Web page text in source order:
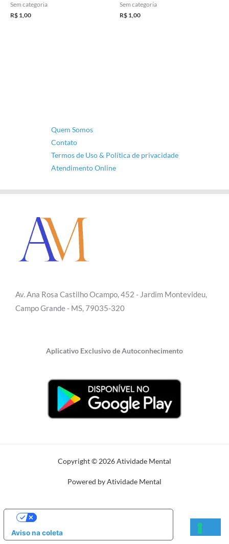
Sem categoria
R$ 1,00
Sem categoria
R$ 1,00
Quem Somos
Contato
Termos de Uso & Política de privacidade
Atendimento Online
Av. Ana Rosa Castilho Ocampo, 452 - Jardim Montevideu,
Campo Grande - MS, 79035-320
Aplicativo Exclusivo de Autoconhecimento
Copyright © 2026 Atividade Mental
Powered by Atividade Mental
Aviso na coleta